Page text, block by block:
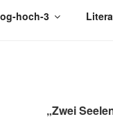
hoch-3
„Zwei